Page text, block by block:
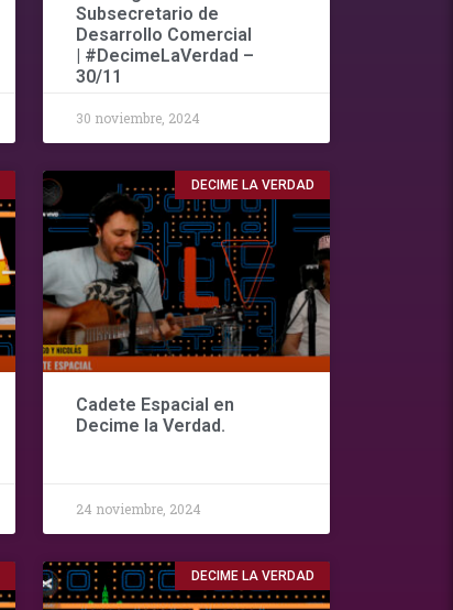
Subsecretario de
Desarrollo Comercial
| #DecimeLaVerdad –
30/11
30 noviembre, 2024
DECIME LA VERDAD
Cadete Espacial en
Decime la Verdad.
24 noviembre, 2024
DECIME LA VERDAD